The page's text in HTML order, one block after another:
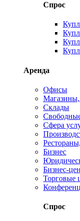
Спрос
Аренда
Офисы
Склады
Сфера
Бизнес
Бизнес-
Торговые
Спрос